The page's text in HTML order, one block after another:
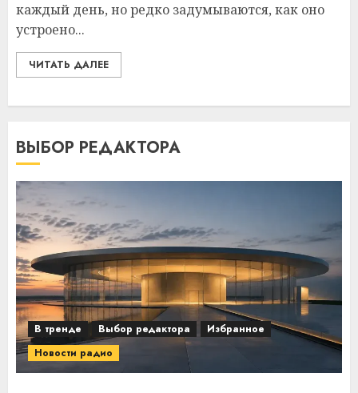
каждый день, но редко задумываются, как оно
устроено...
ЧИТАТЬ ДАЛЕЕ
ВЫБОР РЕДАКТОРА
В тренде Выбор редактора
Избранное
Новости радио